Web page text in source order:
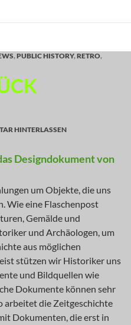
,PUBLIC HISTORY,RETRO,
HINTERLASSEN
Designdokument von
um Objekte, die uns
Wie eine Flaschenpost
Gemälde und
und Archäologen, um
aus möglichen
stützen wir Historiker uns
und Bildquellen wie
Dokumente können sehr
arbeitet die Zeitgeschichte
Dokumenten, die erst in